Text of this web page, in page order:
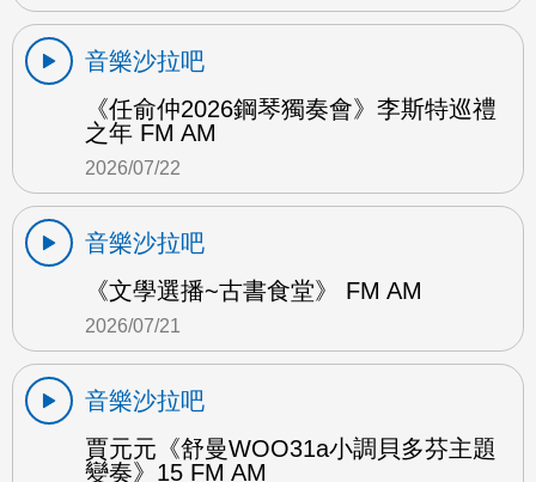
音樂沙拉吧
《任俞仲2026鋼琴獨奏會》李斯特巡禮
之年 FM AM
2026/07/22
音樂沙拉吧
《文學選播~古書食堂》 FM AM
2026/07/21
音樂沙拉吧
賈元元《舒曼WOO31a小調貝多芬主題
變奏》15 FM AM